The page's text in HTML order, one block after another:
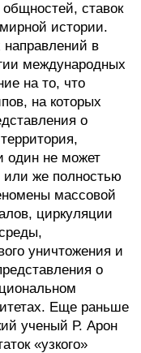
ставок
истории.
направлений в
международных
на то, что
на которых
о
один не может
же полностью
массовой
циркуляции
уничтожения и
о
Еще раньше
ученый Р. Арон
«узкого»